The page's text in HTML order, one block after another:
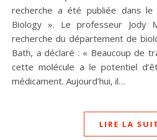
recherche a été publiée dans le
Biology ». Le professeur Jody
recherche du département de
Bath, a déclaré : « Beaucoup de
cette molécule a le potentiel
médicament. Aujourd’hui, il…
LIRE LA